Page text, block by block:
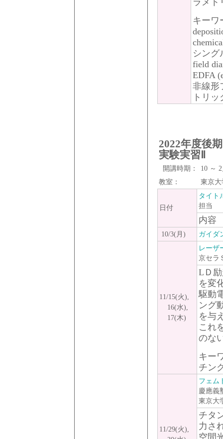
ラメト
キーワ
シング
field
EDFA
非線形
トリ
2022年度後
実験実習Ⅱ
開講時期：
10 ～
教室：
東京大
日付
タイト
担当
内容
10/3(月) ガイダ
11/15(火),
16(水),
17(木)
レーザ
京セラ
LＤ
を変
駆動
ング
を与
これ
のな
キー
チン
11/29(火),
フェム
慶應義
東京大
チタ
力さ